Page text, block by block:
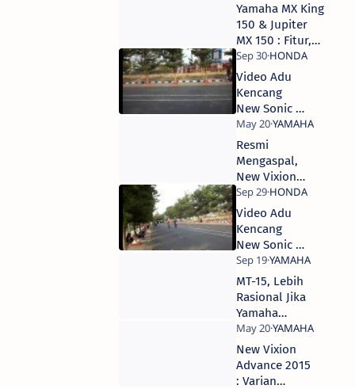
Yamaha MX King
150 & Jupiter
MX 150 : Fitur,
Varian Warna,
Harga hingga
Perbedaannya,..
Video Adu
Kencang
New Sonic vs
Jupiter MX
Part 2 -
Giliran New
Sonic
Membalas
Resmi
Mengaspal,
New Vixion
Advance
Hadir Dengan
Inovasi
Terbaru dari
Yamaha
Video Adu
Kencang
New Sonic vs
Jupiter MX
Part 1 -
Jupiter MX
Menang Tipis
Gan!
MT-15, Lebih
Rasional Jika
Yamaha
Masih Pakai
Mesin SOHC
New Vixion
Advance 2015
: Varian